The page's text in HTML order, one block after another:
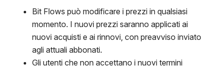
Bit Flows può modificare i prezzi in qualsiasi
momento. I nuovi prezzi saranno applicati ai
nuovi acquisti e ai rinnovi, con preavviso inviato
agli attuali abbonati.
Gli utenti che non accettano i nuovi termini